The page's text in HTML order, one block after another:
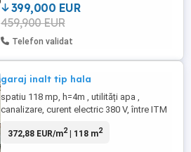
399,000 EUR
459,900 EUR
Telefon validat
garaj inalt tip hala
spatiu 118 mp, h=4m , utilități apa ,
canalizare, curent electric 380 V, între ITM
autoturisme. Poate fi folosit ca spatiu
372,88 EUR/m2| 118 m2